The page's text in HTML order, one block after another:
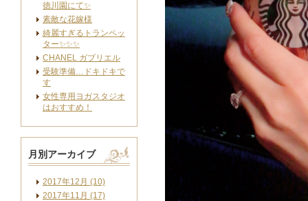
徳川園にて✨
素敵な花嫁様
綺麗すぎるトランペッ
ター✨✨✨
CHANEL ガブリエル
受験準備…ドキドキで
す
女性専用ヨガスタジオ
はおすすめ！
月別アーカイブ
2017年12月 (10)
2017年11月 (17)